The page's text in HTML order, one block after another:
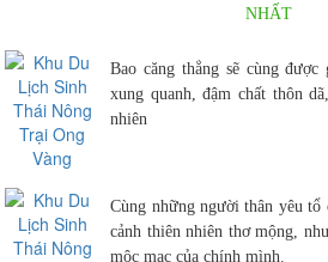
NHẤT
Bao căng thẳng sẽ cùng
xung quanh, đậm chất thôn
nhiên
Cùng những người thân yêu tổ
cảnh thiên nhiên thơ mộng,
mộc mạc của chính mình.